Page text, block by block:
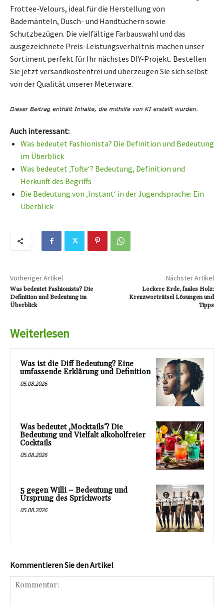
Frottee-Velours, ideal für die Herstellung von
Bademänteln, Dusch- und Handtüchern sowie
Schutzbezügen. Die vielfältige Farbauswahl und das
ausgezeichnete Preis-Leistungsverhältnis machen unser
Sortiment perfekt für Ihr nächstes DIY-Projekt. Bestellen
Sie jetzt versandkostenfrei und überzeugen Sie sich selbst
von der Qualität unserer Meterware.
Auch interessant:
Was bedeutet Fashionista? Die Definition und Bedeutung
im Überblick
Was bedeutet ‚Tofte‘? Bedeutung, Definition und
Herkunft des Begriffs
Die Bedeutung von ‚Instant‘ in der Jugendsprache: Ein
Überblick
Vorheriger Artikel
Was bedeutet Fashionista? Die
Definition und Bedeutung im
Überblick
Nächster Artikel
Lockere Erde, faules Holz:
Kreuzworträtsel Lösungen und
Tipps
Weiterlesen
Was ist die Diff Bedeutung? Eine
umfassende Erklärung und Definition
05.08.2026
Was bedeutet ‚Mocktails‘? Die
Bedeutung und Vielfalt alkoholfreier
Cocktails
05.08.2026
5 gegen Willi – Bedeutung und
Ursprung des Sprichworts
05.08.2026
Kommentieren Sie den Artikel